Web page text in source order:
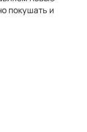
покушать и